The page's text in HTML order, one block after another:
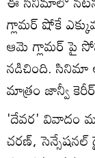
గ్లామర్ షోకే
ఆమె గ్లామర్ పై
నడిచింది. సినిమా
మాత్రం జాన్వీ
'దేవర' వివాదం
చరణ్, సెన్సేషనల్